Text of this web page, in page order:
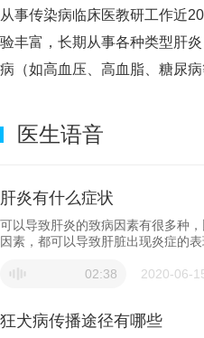
从事传染病临床医教研工作近
验丰富，长期从事各种类型肝
病（如高血压、高血脂、糖尿病
医生语音
肝炎有什么症状
可以导致肝炎的致病因素有很多种
因素，都可以导致肝脏出现炎症的
区的疼痛，在这些引起肝脏炎症的
治疗，在正规治疗的同时，还要注
02:38 2020-06-
狂犬病传播途径有哪些